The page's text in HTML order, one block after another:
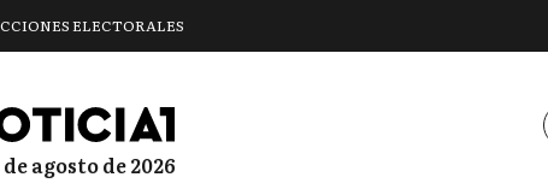
ELECTORALES
de agosto de 2026